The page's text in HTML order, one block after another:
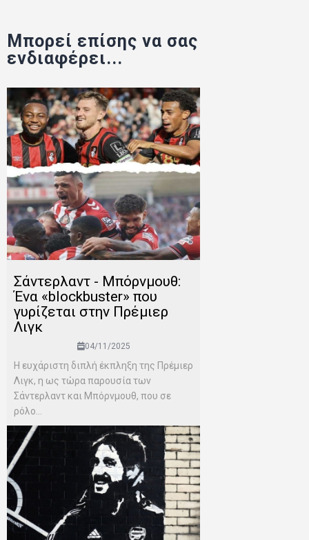
Μπορεί επίσης να σας
ενδιαφέρει...
Σάντερλαντ - Μπόρνμουθ:
Ένα «blockbuster» που
γυρίζεται στην Πρέμιερ
Λιγκ
04/11/2025
Η ευχάριστη διπλή έκπληξη της Πρέμιερ
Λιγκ, η ως τώρα παρουσία των
Σάντερλαντ και Μπόρνμουθ, που σε
ρόλο...